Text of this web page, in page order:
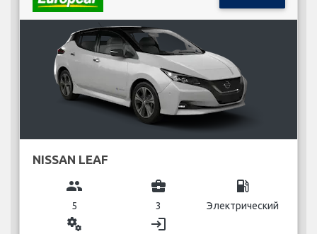
NISSAN LEAF
group
5
business_center
3
local_gas_station
Электрический
miscellaneous_services login